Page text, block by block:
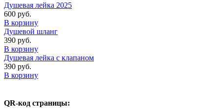
Душевая лейка 2025
600 руб.
В корзину
Душевой шланг
390 руб.
В корзину
Душевая лейка с клапаном
390 руб.
В корзину
QR-код страницы: